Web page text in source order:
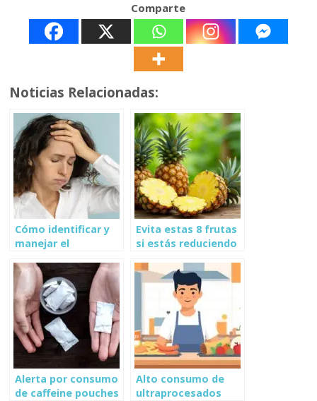
Comparte
Noticias Relacionadas:
Cómo identificar y
manejar el
emocional
Evita estas 8 frutas
si estás reduciendo
azúcar
Alerta por consumo
de caffeine pouches
Alto consumo de
ultraprocesados